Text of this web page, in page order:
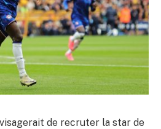
de recruter la star de